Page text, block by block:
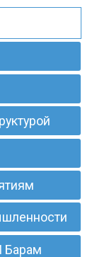
Барам